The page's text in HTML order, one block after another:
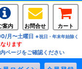
案内 お問合せ
カート
月〜土曜日 ※祝日・年末年始除く
ります
ページをご確認ください